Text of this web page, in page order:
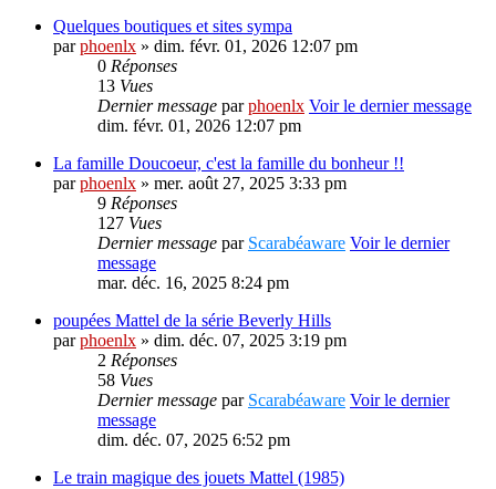
Quelques boutiques et sites sympa
parphoenlx » dim. févr. 01, 2026 12:07 pm
0 Réponses
13 Vues
Dernier message parphoenlx Voir le dernier message
dim. févr. 01, 2026 12:07 pm
La famille Doucoeur, c'est la famille du bonheur !!
parphoenlx » mer. août 27, 2025 3:33 pm
9 Réponses
127 Vues
Dernier message par Scarabéaware Voir le dernier
message
mar. déc. 16, 2025 8:24 pm
poupées Mattel de la série Beverly Hills
parphoenlx » dim. déc. 07, 2025 3:19 pm
2 Réponses
58 Vues
Dernier message par Scarabéaware Voir le dernier
message
dim. déc. 07, 2025 6:52 pm
Le train magique des jouets Mattel (1985)